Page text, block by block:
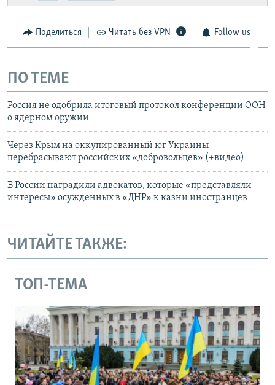
Поделиться Читать без VPN Follow us
ПО ТЕМЕ
Россия не одобрила итоговый протокол конференции ООН
о ядерном оружии
Через Крым на оккупированный юг Украины
перебрасывают российских «добровольцев» (+видео)
В России наградили адвокатов, которые «представляли
интересы» осужденных в «ДНР» к казни иностранцев
ЧИТАЙТЕ ТАКЖЕ:
ТОП-ТЕМА